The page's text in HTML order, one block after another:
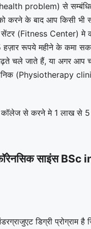
problem) से
करने के बाद आप किसी भी
सेंटर (Fitness Center) मे
रूपये महीने के कमा
चले जाते हैं, या अगर आप
(Physiotherapy
कॉलेज से करने मे 1 लाख से
साइंस
डिग्री प्रोग्राम